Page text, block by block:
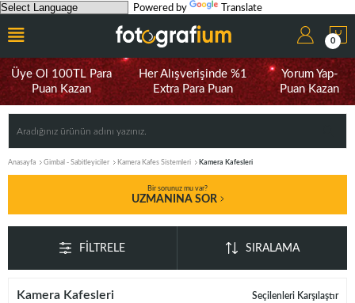
Powered by Translate
0
Üye Ol 100TL Para
Puan Kazan
Her Alışverişinde %1
Extra Para Puan
Yorum Yap-
Puan Kazan
Anasayfa Gimbal - Sabitleyiciler Kamera Kafes Sistemleri Kamera Kafesleri
Bir sorunuz mu var?
UZMANINA SOR
FILTRELE SIRALAMA
Kamera Kafesleri Seçilenleri Karşılaştır